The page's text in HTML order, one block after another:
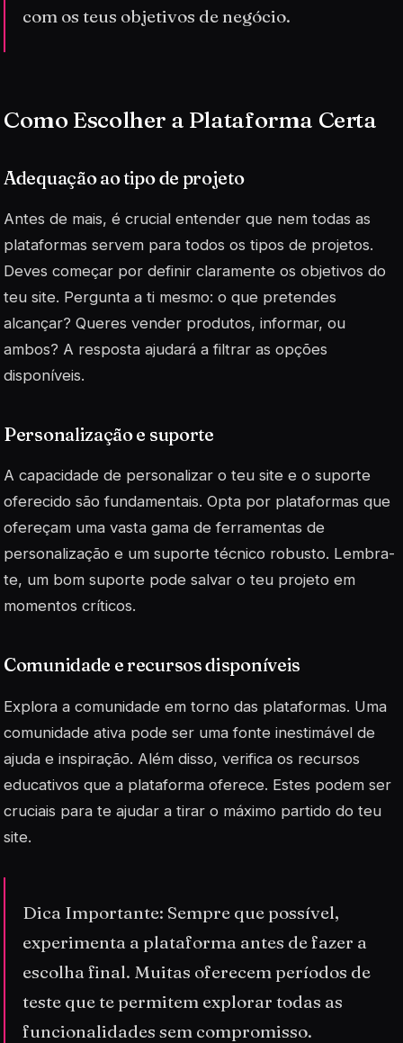
com os teus objetivos de negócio.
Como Escolher a Plataforma Certa
Adequação ao tipo de projeto
Antes de mais, é crucial entender que nem todas as
plataformas servem para todos os tipos de projetos.
Deves começar por definir claramente os objetivos do
teu site. Pergunta a ti mesmo: o que pretendes
alcançar? Queres vender produtos, informar, ou
ambos? A resposta ajudará a filtrar as opções
disponíveis.
Personalização e suporte
A capacidade de personalizar o teu site e o suporte
oferecido são fundamentais. Opta por plataformas que
ofereçam uma vasta gama de ferramentas de
personalização e um suporte técnico robusto. Lembra-
te, um bom suporte pode salvar o teu projeto em
momentos críticos.
Comunidade e recursos disponíveis
Explora a comunidade em torno das plataformas. Uma
comunidade ativa pode ser uma fonte inestimável de
ajuda e inspiração. Além disso, verifica os recursos
educativos que a plataforma oferece. Estes podem ser
cruciais para te ajudar a tirar o máximo partido do teu
site.
Dica Importante: Sempre que possível,
experimenta a plataforma antes de fazer a
escolha final. Muitas oferecem períodos de
teste que te permitem explorar todas as
funcionalidades sem compromisso.